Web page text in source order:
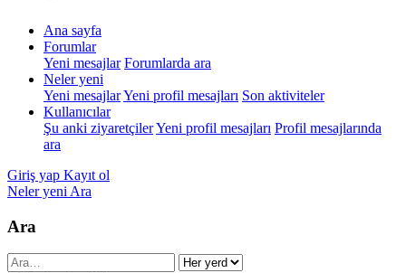
Ana sayfa
Forumlar
Yeni mesajlar Forumlarda ara
Neler yeni
Yeni mesajlarYeni profil mesajları Son aktiviteler
Kullanıcılar
Şu anki ziyaretçilerYeni profil mesajları Profil mesajlarında
ara
Giriş yap Kayıt ol
Neler yeni Ara
Ara